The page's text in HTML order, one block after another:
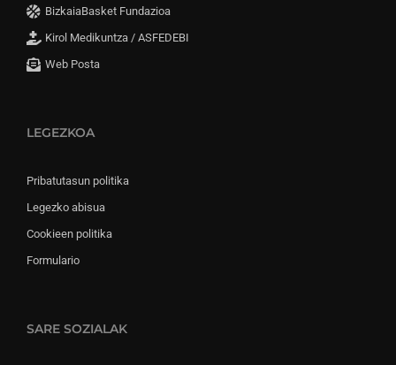
BizkaiaBasket Fundazioa
Kirol Medikuntza / ASFEDEBI
Web Posta
LEGEZKOA
Pribatutasun politika
Legezko abisua
Cookieen politika
Formulario
SARE SOZIALAK